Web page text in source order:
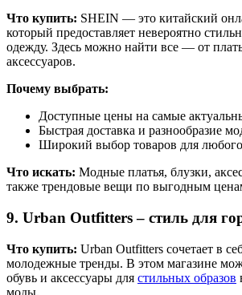
Что купить: SHEIN — это китайский
который предоставляет невероятно
одежду. Здесь можно найти все — от
аксессуаров.
Почему выбрать:
Доступные цены на самые
Быстрая доставка и разнообразие
Широкий выбор товаров для
Что искать: Модные платья, блузки,
также трендовые вещи по выгодным
9. Urban Outfitters– стиль для
Что купить: Urban Outfitters сочетает в
молодежные тренды. В этом магазине
обувь и аксессуары для стильных образов
моды.